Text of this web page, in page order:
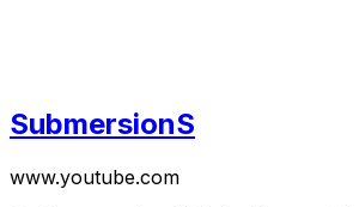
SubmersionS
www.youtube.com